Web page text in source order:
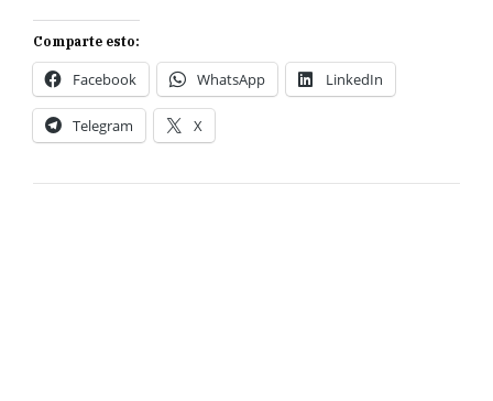
Comparte esto:
Facebook WhatsApp LinkedIn
Telegram X